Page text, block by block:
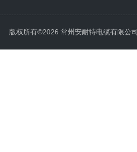
版权所有©2026 常州安耐特电缆有限